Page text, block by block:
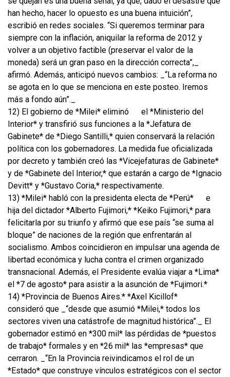
han hecho, hacer lo opuesto es una buena intuición”,
escribió en redes sociales. “Si queremos terminar para
siempre con la inflación, aniquilar la reforma de 2012 y
volver a un objetivo factible (preservar el valor de la
moneda) será un gran paso en la dirección correcta”,_
afirmó. Además, anticipó nuevos cambios: _“La reforma no
se agota en lo que se menciona en este posteo. Iremos
más a fondo aún”._
12) El gobierno de *Milei* eliminó
el *Ministerio del
Interior* y transfirió sus funciones a la *Jefatura de
Gabinete* de *Diego Santilli,* quien conservará la relación
política con los gobernadores. La medida fue oficializada
por decreto y también creó las *Vicejefaturas de Gabinete*
y de *Gabinete del Interior,* que estarán a cargo de *Ignacio
Devitt* y *Gustavo Coria,* respectivamente.
13) *Milei* habló con la presidenta electa de *Perú*
e
hija del dictador *Alberto Fujimori,* *Keiko Fujimori,* para
felicitarla por su triunfo y afirmó que ese país “se suma al
bloque” de naciones de la región que enfrentarán al
socialismo. Ambos coincidieron en impulsar una agenda de
libertad económica y lucha contra el crimen organizado
transnacional. Además, el Presidente evalúa viajar a *Lima*
el *7 de agosto* para asistir a la asunción de *Fujimori.*
14) *Provincia de Buenos Aires.* *Axel Kicillof*
consideró que _“desde que asumió *Milei,* todos los
sectores viven una catástrofe de magnitud histórica”._ El
gobernador estimó en *300 mil* las pérdidas de *puestos
de trabajo* formales y en *26 mil* las *empresas* que
cerraron. _“En la Provincia reivindicamos el rol de un
*Estado* que construye vínculos estratégicos con el sector